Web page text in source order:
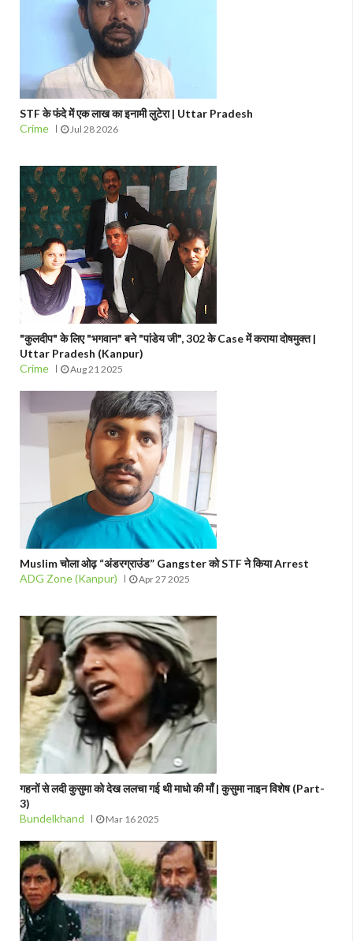
STF के फंदे में एक लाख का इनामी लुटेरा | Uttar Pradesh
Crime
Jul 28 2026
"कुलदीप" के लिए "भगवान" बने "पांडेय जी", 302 के Case में कराया दोषमुक्त |
Uttar Pradesh (Kanpur)
Crime
Aug 21 2025
Muslim चोला ओढ़ “अंडरग्राउंड” Gangster को STF ने किया Arrest
ADG Zone (Kanpur)
Apr 27 2025
गहनों से लदी कुसुमा को देख ललचा गई थी माधो की माँ | कुसुमा नाइन विशेष (Part-
3)
Bundelkhand
Mar 16 2025